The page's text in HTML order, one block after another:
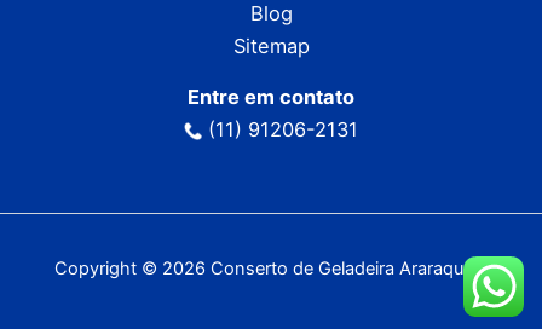
Blog
Sitemap
Entre em contato
(11) 91206-2131
Copyright © 2026 Conserto de Geladeira Araraquara